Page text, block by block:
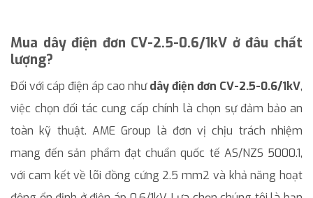
Mua dây điện đơn CV-2.5-0.6/1kV ở đâu chất
lượng?
Đối với cáp điện áp cao nhưdây điện đơn CV-2.5-0.6/1kV,
việc chọn đối tác cung cấp chính là chọn sự đảm bảo an
toàn kỹ thuật. AME Group là đơn vị chịu trách nhiệm
mang đến sản phẩm đạt chuẩn quốc tế AS/NZS 5000.1,
với cam kết về lõi đồng cứng 2.5 mm2 và khả năng hoạt